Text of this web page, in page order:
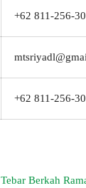
+62 811-256-
+62 811-256-
Tebar Berkah